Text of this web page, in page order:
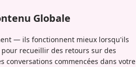
Globale
— ils fonctionnent mieux lorsqu'ils
recueillir des retours sur des
commencées dans votre